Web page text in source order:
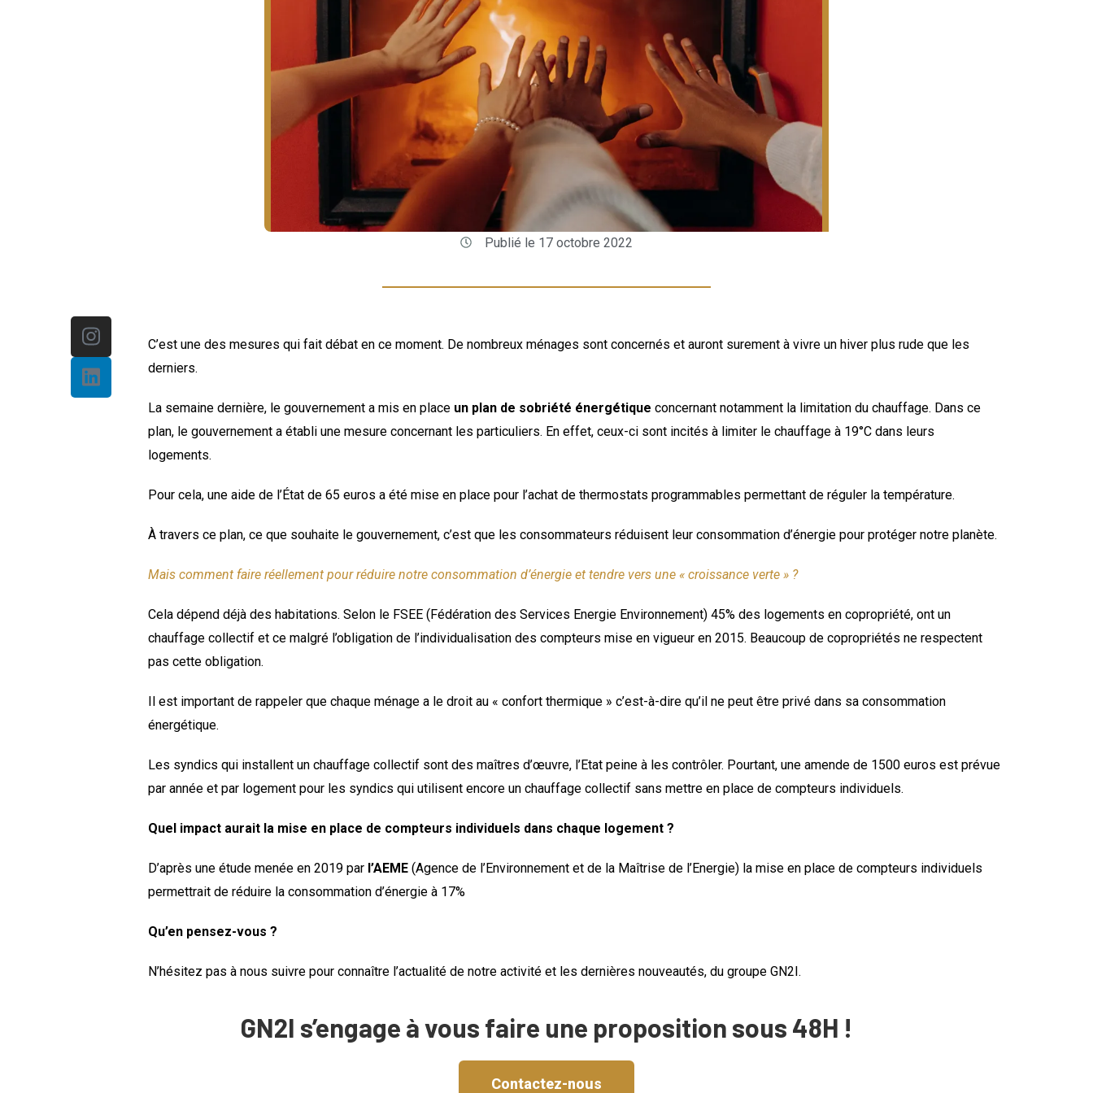
Publié le 17 octobre 2022
Instagram
Linkedin
C’est une des mesures qui fait débat en ce moment. De nombreux ménages sont concernés et auront surement à vivre un hiver plus rude que les
derniers.
La semaine dernière, le gouvernement a mis en place un plan de sobriété énergétique concernant notamment la limitation du chauffage. Dans ce
plan, le gouvernement a établi une mesure concernant les particuliers. En effet, ceux-ci sont incités à limiter le chauffage à 19°C dans leurs
logements.
Pour cela, une aide de l’État de 65 euros a été mise en place pour l’achat de thermostats programmables permettant de réguler la température.
À travers ce plan, ce que souhaite le gouvernement, c’est que les consommateurs réduisent leur consommation d’énergie pour protéger notre planète.
Mais comment faire réellement pour réduire notre consommation d’énergie et tendre vers une « croissance verte » ?
Cela dépend déjà des habitations. Selon le FSEE (Fédération des Services Energie Environnement) 45% des logements en copropriété, ont un
chauffage collectif et ce malgré l’obligation de l’individualisation des compteurs mise en vigueur en 2015. Beaucoup de copropriétés ne respectent
pas cette obligation.
Il est important de rappeler que chaque ménage a le droit au « confort thermique » c’est-à-dire qu’il ne peut être privé dans sa consommation
énergétique.
Les syndics qui installent un chauffage collectif sont des maîtres d’œuvre, l’Etat peine à les contrôler. Pourtant, une amende de 1500 euros est prévue
par année et par logement pour les syndics qui utilisent encore un chauffage collectif sans mettre en place de compteurs individuels.
Quel impact aurait la mise en place de compteurs individuels dans chaque logement ?
D’après une étude menée en 2019 par l’AEME (Agence de l’Environnement et de la Maîtrise de l’Energie) la mise en place de compteurs individuels
permettrait de réduire la consommation d’énergie à 17%
Qu’en pensez-vous ?
N’hésitez pas à nous suivre pour connaître l’actualité de notre activité et les dernières nouveautés, du groupe GN2I.
GN2I s’engage à vous faire une proposition sous 48H !
Contactez-nous